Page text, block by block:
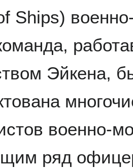
Ships)
Эйкена,
военно-
ряд